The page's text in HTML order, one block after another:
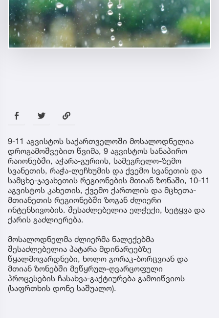
9-11 აგვისტოს საქართველოში მოსალოდნელია
დროგამოშვებით წვიმა, 9 აგვისტოს სანაპირო
რაიონებში, აჭარა-გურიის, სამეგრელო-ზემო
სვანეთის, რაჭა-ლეჩხუმის და ქვემო სვანეთის და
სამცხე-ჯავახეთის რეგიონების მთიან ზონაში, 10-11
აგვისტოს კახეთის, ქვემო ქართლის და მცხეთა-
მთიანეთის რეგიონებში ზოგან ძლიერი
ინტენსივობის. შესაძლებელია ელჭექი, სეტყვა და
ქარის გაძლიერება.
მოსალოდნელმა ძლიერმა ნალექებმა
შესაძლებელია პატარა მდინარეებზე
წყალმოვარდნები, ხოლო გორაკ-ბორცვიან და
მთიან ზონებში მეწყრულ-ღვარცოფული
პროცესების ჩასახვა-გაქტიურება გამოიწვიოს
(საფრთხის დონე საშუალო).